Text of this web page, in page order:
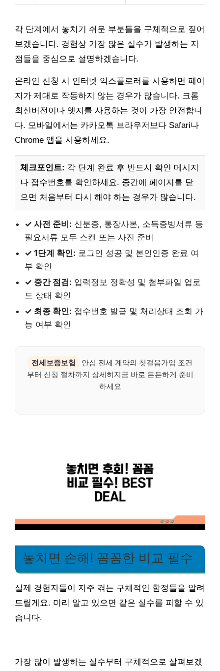
각 단계에서 놓치기 쉬운 부분들을 구체적으로 짚어
보겠습니다. 경험상 가장 많은 실수가 발생하는 지
점들을 중심으로 설명하겠습니다.
온라인 신청 시 인터넷 익스플로러를 사용하면 페이
지가 제대로 작동하지 않는 경우가 많습니다. 크롬
최신버전이나 엣지를 사용하는 것이 가장 안전합니
다. 모바일에서는 카카오톡 브라우저보다 Safari나
Chrome 앱을 사용하세요.
체크포인트: 각 단계 완료 후 반드시 확인 메시지
나 접수번호를 확인하세요. 중간에 페이지를 닫
으면 처음부터 다시 해야 하는 경우가 많습니다.
✓ 사전 준비: 신분증, 통장사본, 소득증빙서류 등
필요서류 모두 스캔 또는 사진 준비
✓ 1단계 확인: 로그인 성공 및 본인인증 완료 여
부 확인
✓ 중간 점검: 입력정보 정확성 및 첨부파일 업로
드 상태 확인
✓ 최종 확인: 접수번호 발급 및 처리상태 조회 가
능 여부 확인
전세보증보험
안심 전세 계약의 첫걸음가입 조건
부터 신청 절차까지 상세히지금 바로 든든하게 준비
하세요
놓치면 손해! 꼼꼼한 비교 필수
실제 경험자들이 자주 겪는 구체적인 함정들을 알려
드릴게요. 미리 알고 있으면 같은 실수를 피할 수 있
습니다.
가장 많이 발생하는 실수부터 구체적으로 살펴보겠